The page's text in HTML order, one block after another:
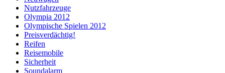
Nutzfahrzeuge
Olympia 2012
Olympische Spielen 2012
Preisverdächtig!
Reifen
Reisemobile
Sicherheit
Soundalarm